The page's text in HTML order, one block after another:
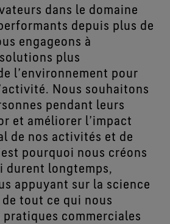
dans le domaine
depuis plus de
engageons à
plus
l’environnement pour
Nous souhaitons
pendant leurs
et améliorer l’impact
de nos activités et de
pourquoi nous créons
durent longtemps,
appuyant sur la science
tout ce qui nous
commerciales